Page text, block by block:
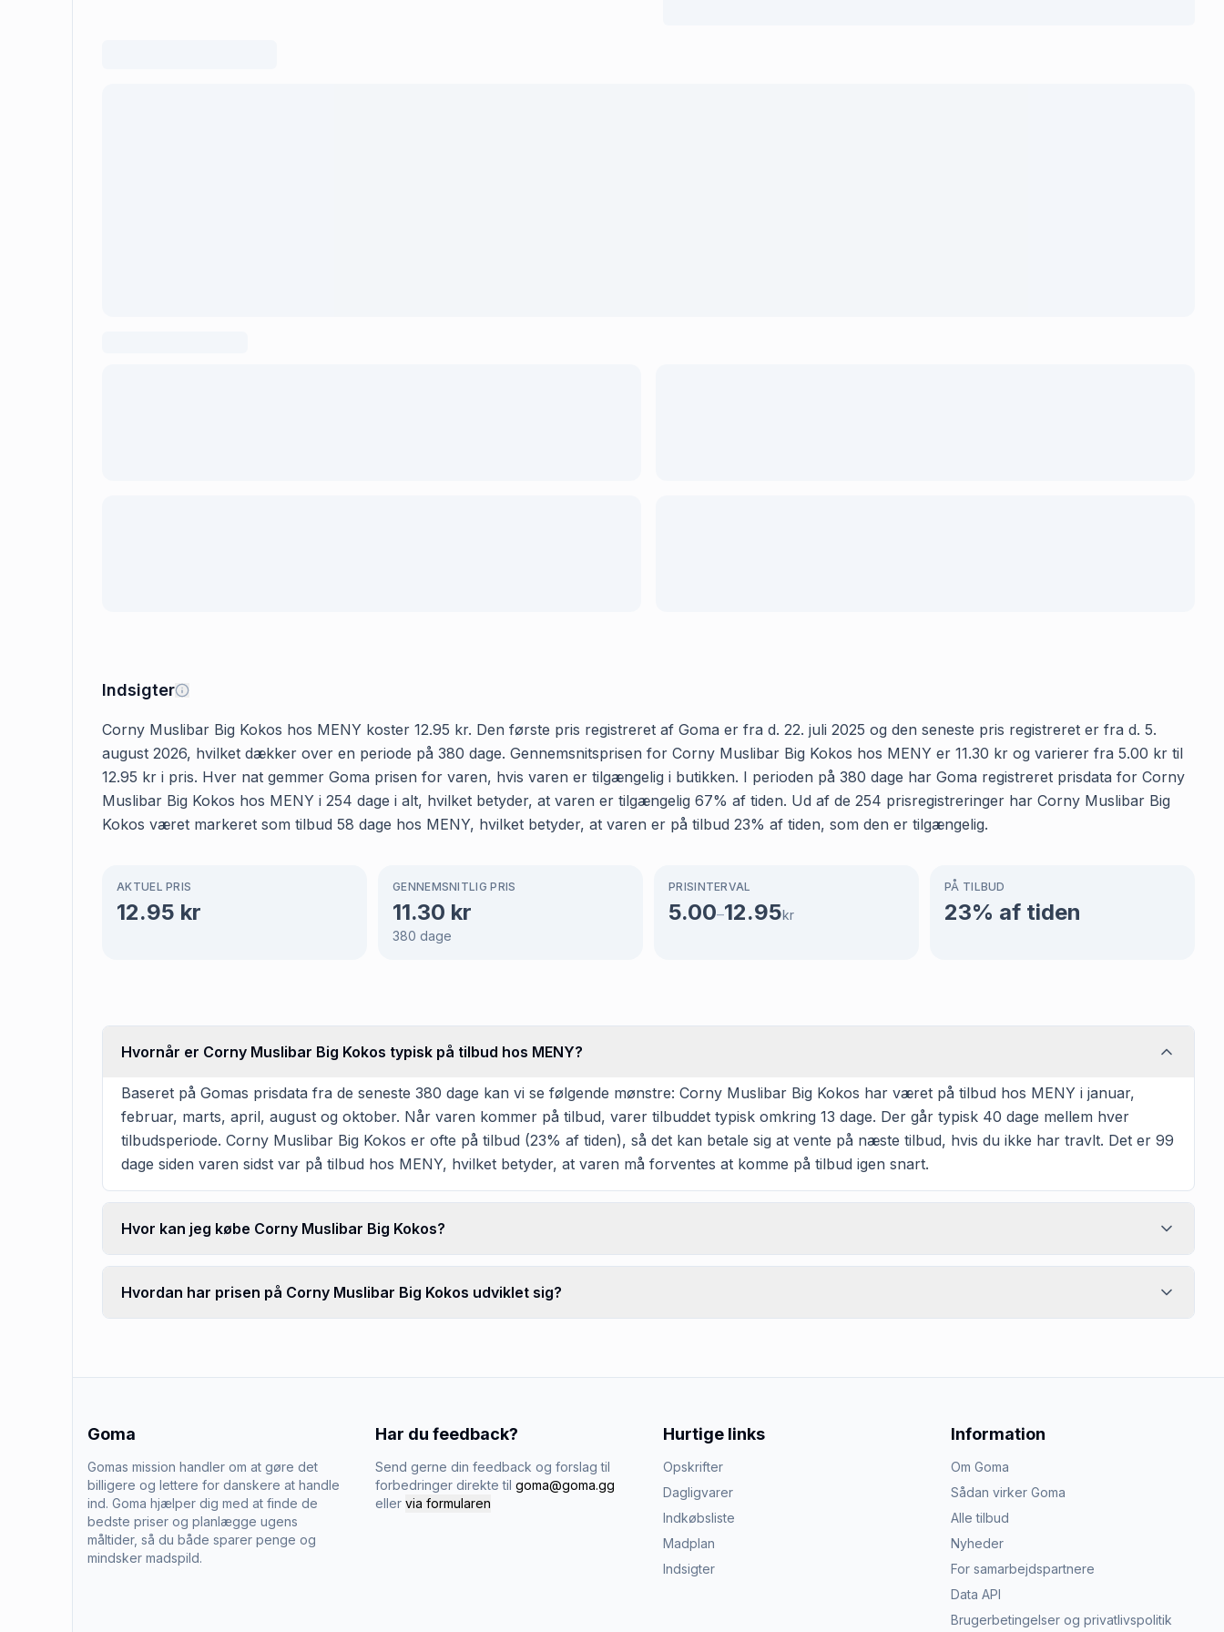
Indsigter
Corny Muslibar Big Kokos hos MENY koster 12.95 kr. Den første pris registreret af Goma er fra d. 22. juli 2025 og den seneste pris registreret er fra d. 5.
august 2026, hvilket dækker over en periode på 380 dage. Gennemsnitsprisen for Corny Muslibar Big Kokos hos MENY er 11.30 kr og varierer fra 5.00 kr til
12.95 kr i pris. Hver nat gemmer Goma prisen for varen, hvis varen er tilgængelig i butikken. I perioden på 380 dage har Goma registreret prisdata for Corny
Muslibar Big Kokos hos MENY i 254 dage i alt, hvilket betyder, at varen er tilgængelig 67% af tiden. Ud af de 254 prisregistreringer har Corny Muslibar Big
Kokos været markeret som tilbud 58 dage hos MENY, hvilket betyder, at varen er på tilbud 23% af tiden, som den er tilgængelig.
AKTUEL PRIS
12.95 kr
GENNEMSNITLIG PRIS
11.30 kr
380 dage
PRISINTERVAL
5.00–12.95kr
PÅ TILBUD
23% af tiden
Hvornår er Corny Muslibar Big Kokos typisk på tilbud hos MENY?
Baseret på Gomas prisdata fra de seneste 380 dage kan vi se følgende mønstre: Corny Muslibar Big Kokos har været på tilbud hos MENY i januar,
februar, marts, april, august og oktober. Når varen kommer på tilbud, varer tilbuddet typisk omkring 13 dage. Der går typisk 40 dage mellem hver
tilbudsperiode. Corny Muslibar Big Kokos er ofte på tilbud (23% af tiden), så det kan betale sig at vente på næste tilbud, hvis du ikke har travlt. Det er 99
dage siden varen sidst var på tilbud hos MENY, hvilket betyder, at varen må forventes at komme på tilbud igen snart.
Hvor kan jeg købe Corny Muslibar Big Kokos?
Hvordan har prisen på Corny Muslibar Big Kokos udviklet sig?
Goma
Gomas mission handler om at gøre det
billigere og lettere for danskere at handle
ind. Goma hjælper dig med at finde de
bedste priser og planlægge ugens
måltider, så du både sparer penge og
mindsker madspild.
Har du feedback?
Send gerne din feedback og forslag til
forbedringer direkte til goma@goma.gg
eller via formularen
Hurtige links
Opskrifter
Dagligvarer
Indkøbsliste
Madplan
Indsigter
Information
Om Goma
Sådan virker Goma
Alle tilbud
Nyheder
For samarbejdspartnere
Data API
Brugerbetingelser og privatlivspolitik